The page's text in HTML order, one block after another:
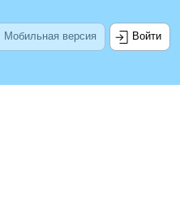
Мобильная версия Войти